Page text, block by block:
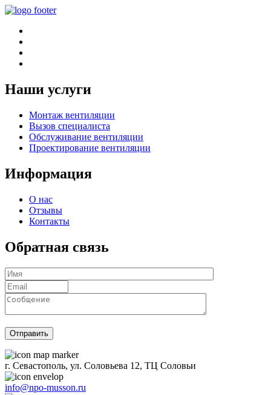
Наши услуги
Монтаж вентиляции
Вызов специалиста
Обслуживание вентиляции
Проектирование вентиляции
Информация
О нас
Отзывы
Контакты
Обратная связь
г. Севастополь, ул. Соловьева 12, ТЦ Соловьи
info@npo-musson.ru